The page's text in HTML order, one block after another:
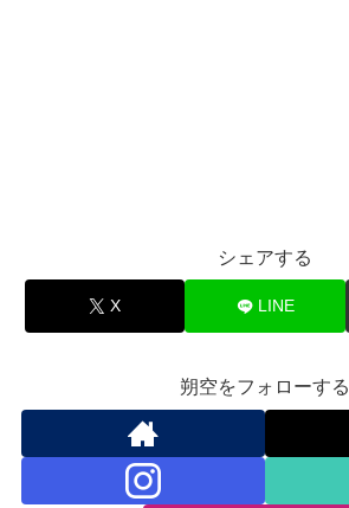
シェアする
X LINE
朔空をフォローする